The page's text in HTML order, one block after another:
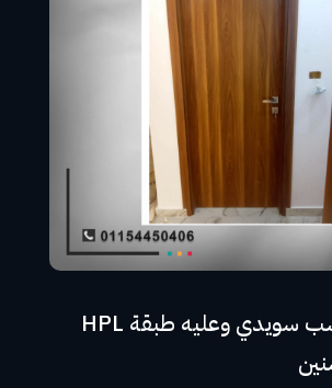
باب غرفة خشب سويدي وعليه طبقة HPL